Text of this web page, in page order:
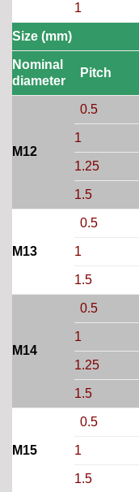
1
Size (mm)
Nominal
diameter
Pitch
M12
0.5
1
1.25
1.5
M13
0.5
1
1.5
M14
0.5
1
1.25
1.5
M15
0.5
1
1.5